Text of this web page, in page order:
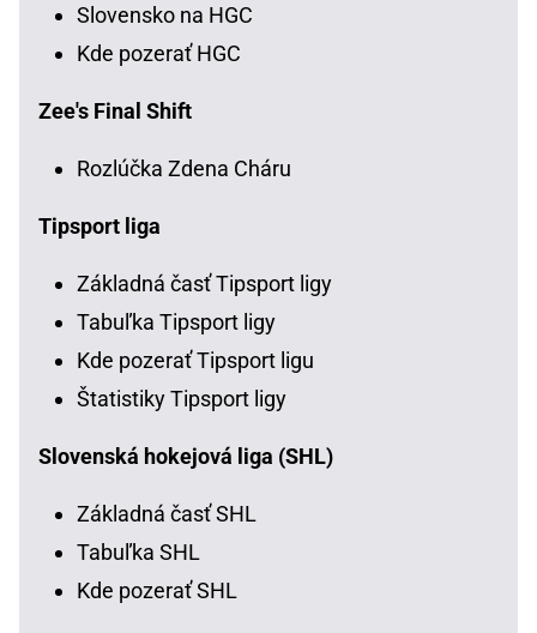
Slovensko na HGC
Kde pozerať HGC
Zee's Final Shift
Rozlúčka Zdena Cháru
Tipsport liga
Základná časť Tipsport ligy
Tabuľka Tipsport ligy
Kde pozerať Tipsport ligu
Štatistiky Tipsport ligy
Slovenská hokejová liga (SHL)
Základná časť SHL
Tabuľka SHL
Kde pozerať SHL